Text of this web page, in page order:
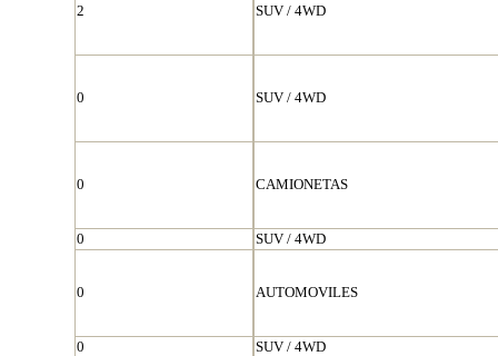
2 SUV / 4WD
0 SUV / 4WD
0 CAMIONETAS
0 SUV / 4WD
0 AUTOMOVILES
0 SUV / 4WD